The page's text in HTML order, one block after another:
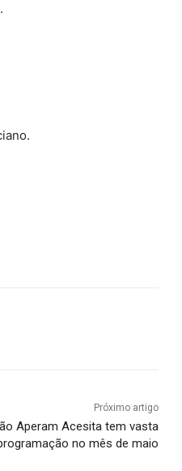
Próximo artigo
Aperam Acesita tem vasta
no mês de maio